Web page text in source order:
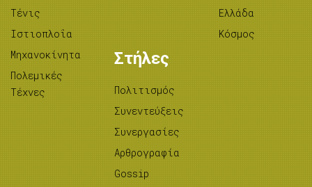
Τένις
Ιστιοπλοΐα
Μηχανοκίνητα
Πολεμικές
Τέχνες
Ελλάδα
Κόσμος
Στήλες
Πολιτισμός
Συνεντεύξεις
Συνεργασίες
Αρθρογραφία
Gossip